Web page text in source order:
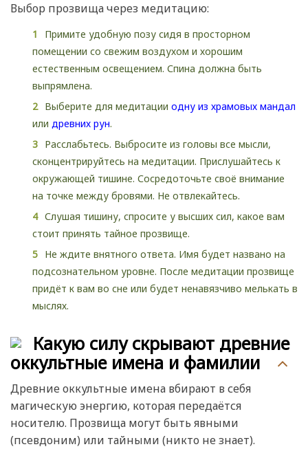
Выбор прозвища через медитацию:
Примите удобную позу сидя в просторном
помещении со свежим воздухом и хорошим
естественным освещением. Спина должна быть
выпрямлена.
Выберите для медитации одну из храмовых мандал
или древних рун.
Расслабьтесь. Выбросите из головы все мысли,
сконцентрируйтесь на медитации. Прислушайтесь к
окружающей тишине. Сосредоточьте своё внимание
на точке между бровями. Не отвлекайтесь.
Слушая тишину, спросите у высших сил, какое вам
стоит принять тайное прозвище.
Не ждите внятного ответа. Имя будет названо на
подсознательном уровне. После медитации прозвище
придёт к вам во сне или будет ненавязчиво мелькать в
мыслях.
Какую силу скрывают древние
оккультные имена и фамилии
Древние оккультные имена вбирают в себя
магическую энергию, которая передаётся
носителю. Прозвища могут быть явными
(псевдоним) или тайными (никто не знает).